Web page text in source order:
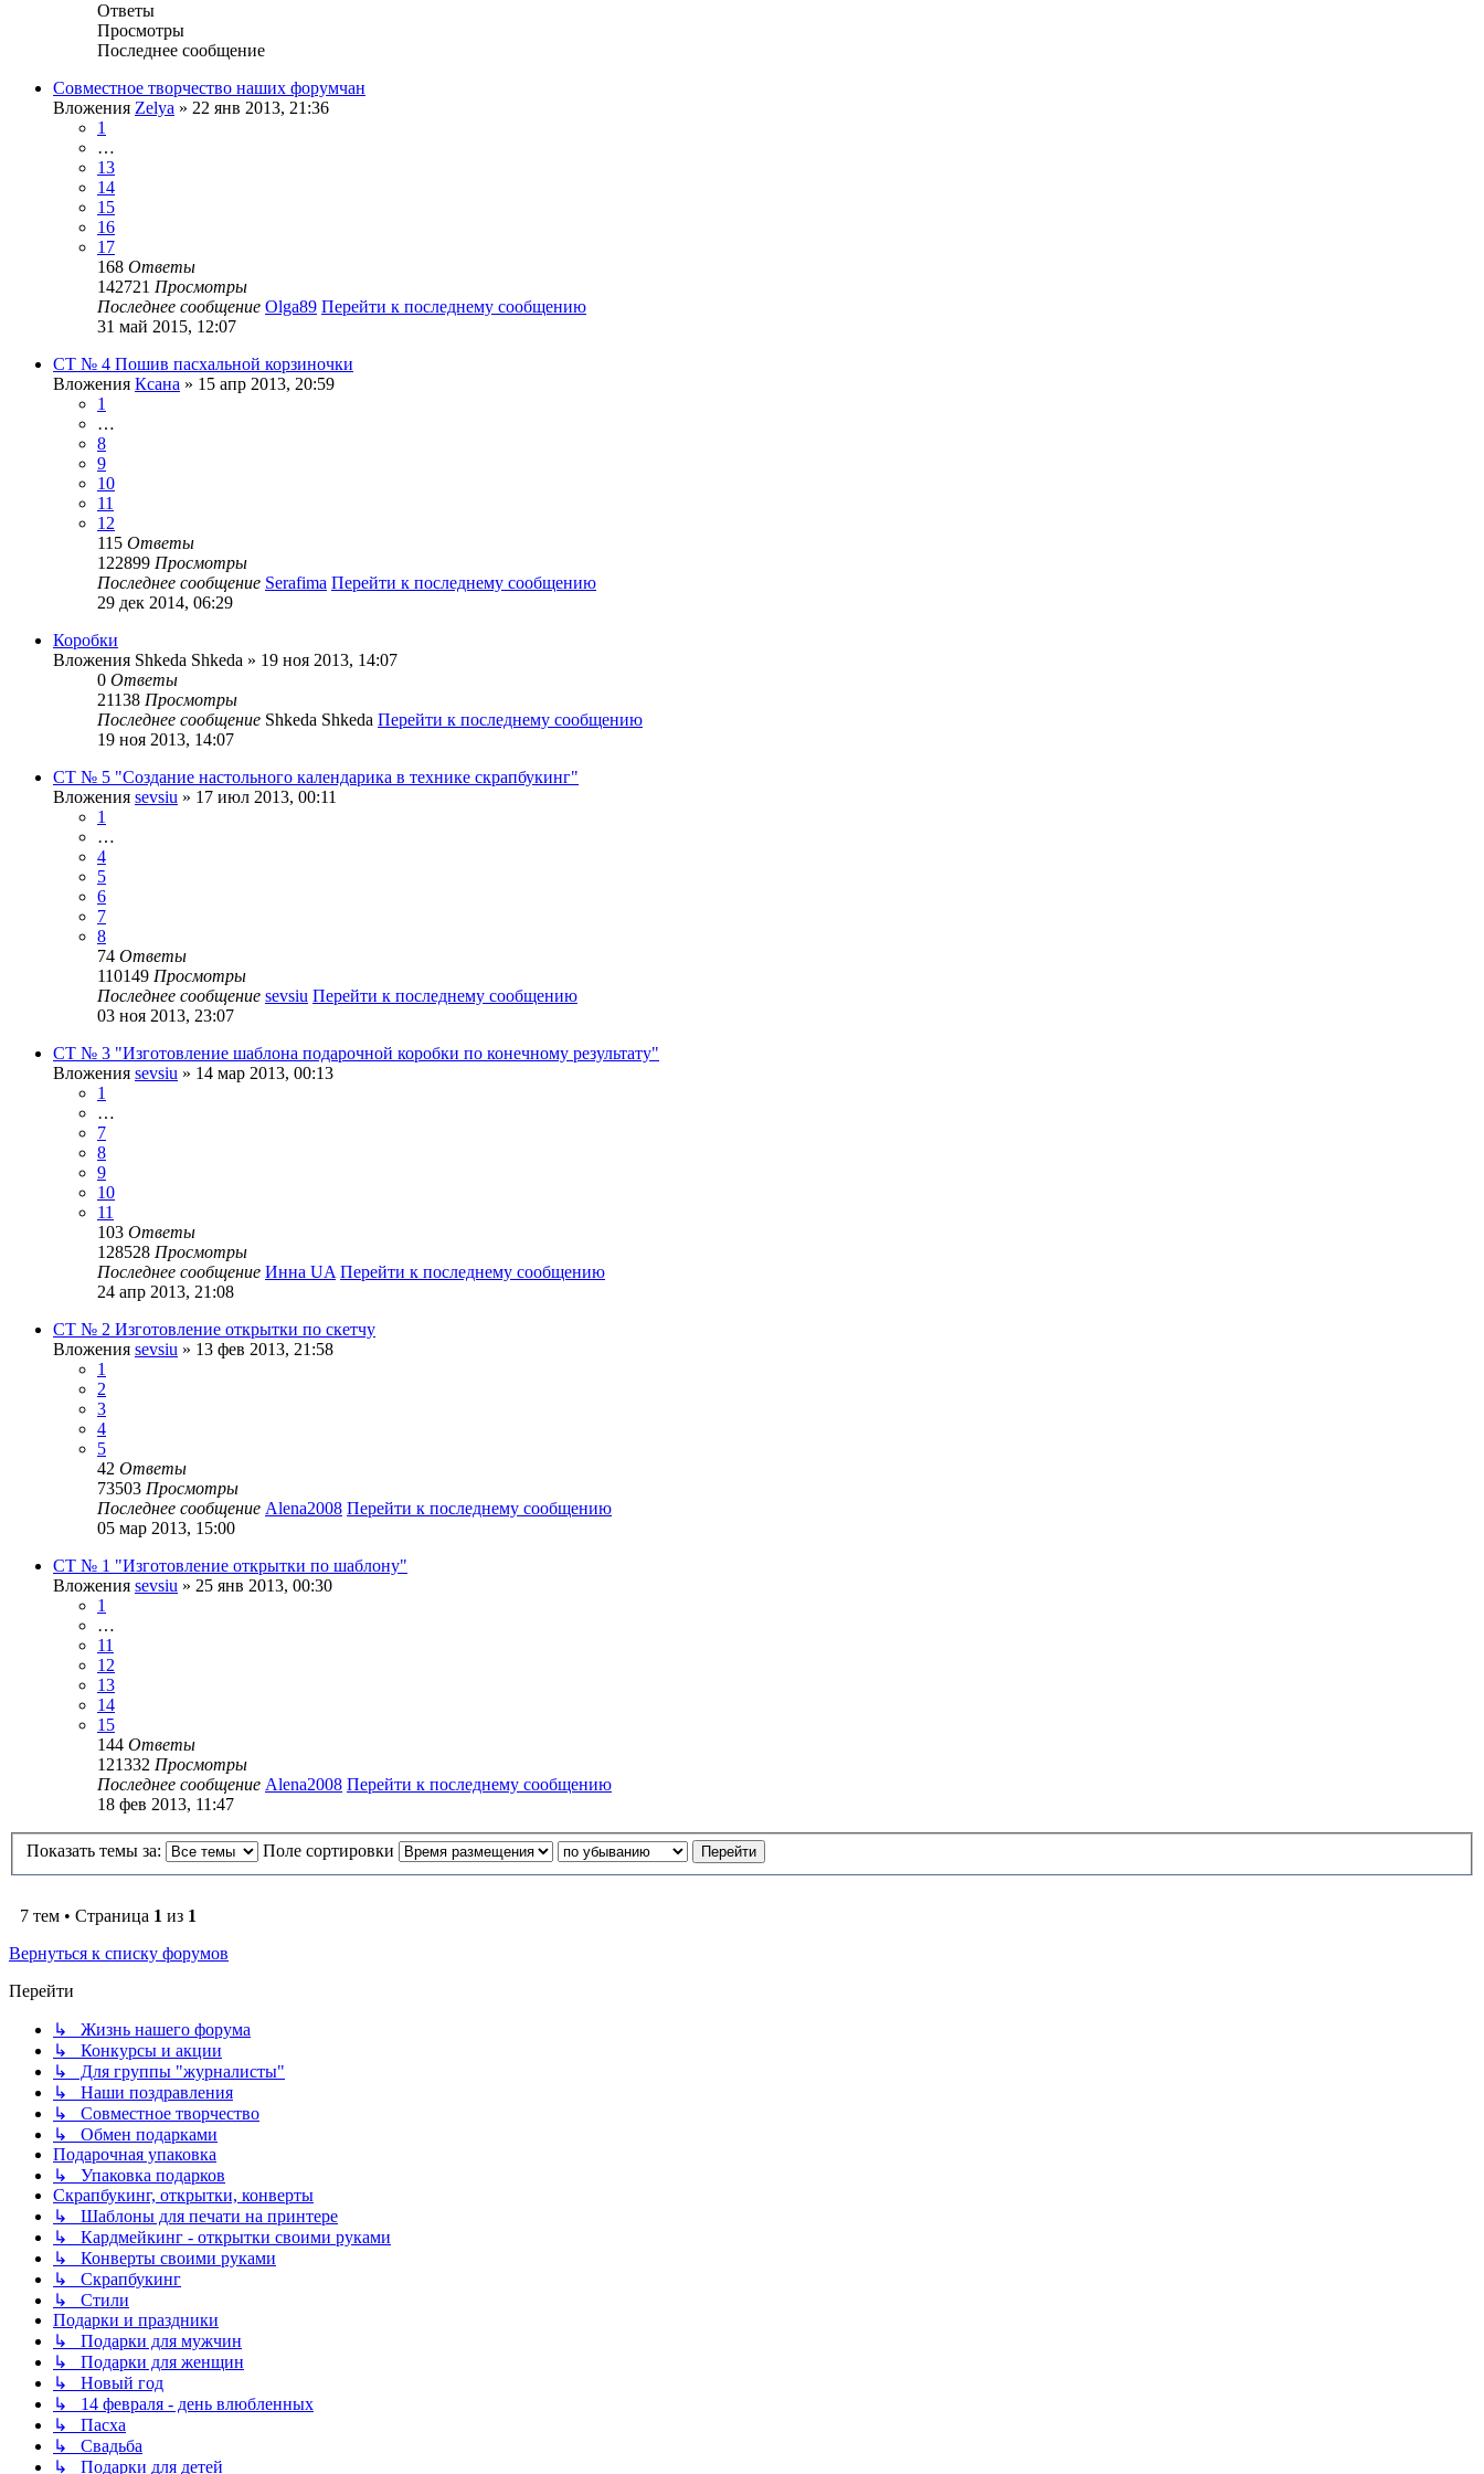
Ответы
Просмотры
Последнее сообщение
Совместное творчество наших форумчан
Вложения Zelya » 22 янв 2013, 21:36
1
…
13
14
15
16
17
168 Ответы
142721 Просмотры
Последнее сообщение Olga89 Перейти к последнему сообщению
31 май 2015, 12:07
СТ № 4 Пошив пасхальной корзиночки
Вложения Ксана » 15 апр 2013, 20:59
1
…
8
9
10
11
12
115 Ответы
122899 Просмотры
Последнее сообщение Serafima Перейти к последнему сообщению
29 дек 2014, 06:29
Коробки
Вложения Shkeda Shkeda » 19 ноя 2013, 14:07
0 Ответы
21138 Просмотры
Последнее сообщение Shkeda Shkeda Перейти к последнему сообщению
19 ноя 2013, 14:07
СТ № 5 "Создание настольного календарика в технике скрапбукинг"
Вложения sevsiu » 17 июл 2013, 00:11
1
…
4
5
6
7
8
74 Ответы
110149 Просмотры
Последнее сообщение sevsiu Перейти к последнему сообщению
03 ноя 2013, 23:07
СТ № 3 "Изготовление шаблона подарочной коробки по конечному результату"
Вложения sevsiu » 14 мар 2013, 00:13
1
…
7
8
9
10
11
103 Ответы
128528 Просмотры
Последнее сообщение Инна UA Перейти к последнему сообщению
24 апр 2013, 21:08
СТ № 2 Изготовление открытки по скетчу
Вложения sevsiu » 13 фев 2013, 21:58
1
2
3
4
5
42 Ответы
73503 Просмотры
Последнее сообщение Alena2008 Перейти к последнему сообщению
05 мар 2013, 15:00
СТ № 1 "Изготовление открытки по шаблону"
Вложения sevsiu » 25 янв 2013, 00:30
1
…
11
12
13
14
15
144 Ответы
121332 Просмотры
Последнее сообщение Alena2008 Перейти к последнему сообщению
18 фев 2013, 11:47
Показать темы за: Поле сортировки
7 тем • Страница 1 из 1
Вернуться к списку форумов
Перейти
↳ Жизнь нашего форума
↳ Конкурсы и акции
↳ Для группы "журналисты"
↳ Наши поздравления
↳ Совместное творчество
↳ Обмен подарками
Подарочная упаковка
↳ Упаковка подарков
Скрапбукинг, открытки, конверты
↳ Шаблоны для печати на принтере
↳ Кардмейкинг - открытки своими руками
↳ Конверты своими руками
↳ Скрапбукинг
↳ Стили
Подарки и праздники
↳ Подарки для мужчин
↳ Подарки для женщин
↳ Новый год
↳ 14 февраля - день влюбленных
↳ Пасха
↳ Свадьба
↳ Подарки для детей